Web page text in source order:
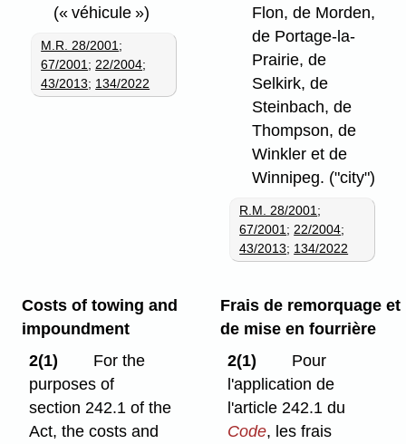
(« véhicule »)
M.R. 28/2001 ;
67/2001 ; 22/2004;
43/2013; 134/2022
Flon, de Morden,
de Portage-la-
Prairie, de
Selkirk, de
Steinbach, de
Thompson, de
Winkler et de
Winnipeg. ("city")
R.M. 28/2001 ;
67/2001 ; 22/2004;
43/2013; 134/2022
Costs of towing and
impoundment
2(1)
For the
purposes of
section 242.1 of the
Act, the costs and
Frais de remorquage et
de mise en fourrière
2(1)
Pour
l'application de
l'article 242.1 du
Code, les frais